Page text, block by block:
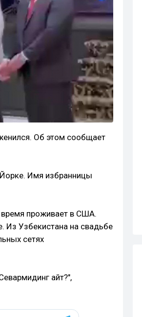
Об этом сообщает
Имя избранницы
время проживает в США.
Из Узбекистана на свадьбе
сетях
айт?",